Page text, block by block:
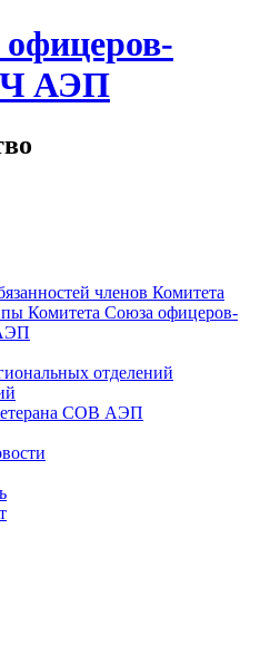
АЭП
членов Комитета
Комитета Союза офицеров-
отделений
CОВ АЭП